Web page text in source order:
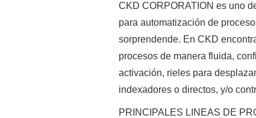
CKD CORPORATION es uno
para automatización de
sorprendende. En CKD
procesos de manera fluida,
activación, rieles para
indexadores o directos, y/o
PRINCIPALES LINEAS DE